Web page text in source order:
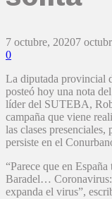
7 octubre, 20207
0
La diputada provincial
posteó hoy una nota
líder del SUTEBA,
campaña que viene
las clases
persiste en el
“Parece que en
Baradel… Coronavirus:
expanda el virus”,